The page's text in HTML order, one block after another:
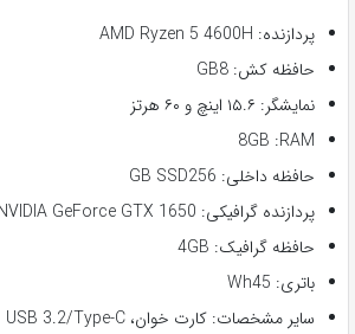
پردازنده: AMD Ryzen 5 4600H
حافظه کش: GB8
نمایشگر: ۱۵.۶ اینچ و ۶۰ هرتز
8GB :RAM
حافظه داخلی: GB SSD256
پردازنده گرافیکی: NVIDIA GeForce GTX 1650
حافظه گرافیک: 4GB
باتری: Wh45
سایر مشخصات: کارت خوان، USB 3.2/Type-C